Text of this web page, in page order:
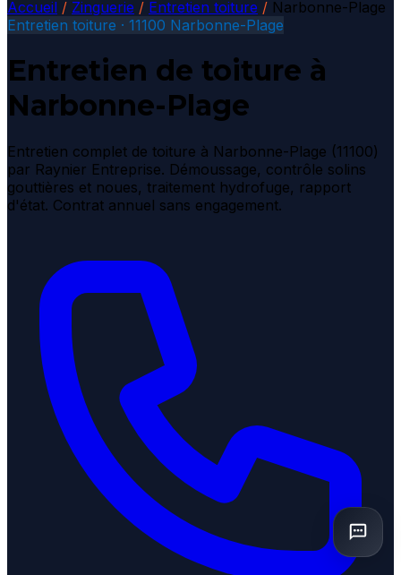
Accueil / Zinguerie / Entretien toiture / Narbonne-Plage
Entretien toiture · 11100 Narbonne-Plage
Entretien de toiture à
Narbonne-Plage
Entretien complet de toiture à Narbonne-Plage (11100)
par Raynier Entreprise. Démoussage, contrôle solins
gouttières et noues, traitement hydrofuge, rapport
d'état. Contrat annuel sans engagement.